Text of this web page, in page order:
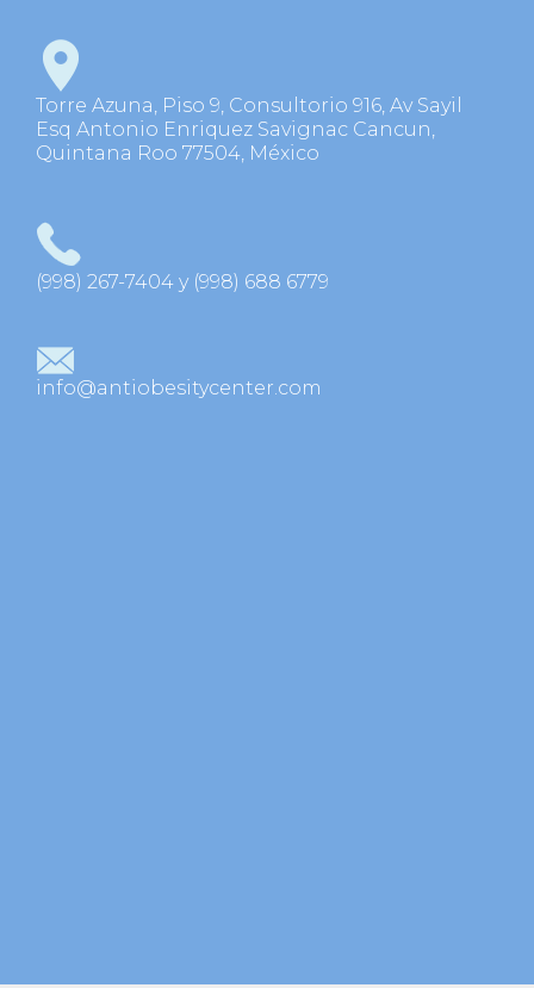
Torre Azuna, Piso 9, Consultorio 916, Av Sayil
Esq Antonio Enriquez Savignac Cancun,
Quintana Roo 77504, México
(998) 267-7404 y (998) 688 6779
info@antiobesitycenter.com